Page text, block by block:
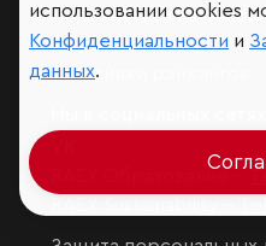
Подписаться на
Обратная связь
Участники рэнкингов
использовании cookies
Конфиденциальности и
данных.